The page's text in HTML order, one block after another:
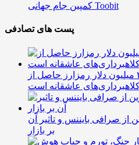
کمپین جام جهانی Toobit
پست های تصادفی
آمریکا در پی توقیف ۲۵ میلیون دلار رمزارز حاصل از
عاشقانه است
از صرافی بایننس و تاثیر آن
بر بازار